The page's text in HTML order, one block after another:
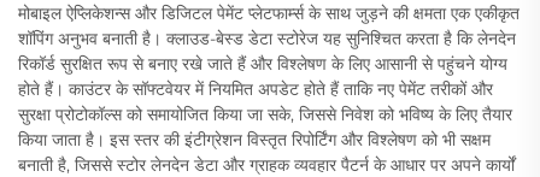
मोबाइल ऐप्लिकेशन्स और डिजिटल पेमेंट प्लेटफार्म्स के साथ जुड़ने की क्षमता एक एकीकृत
शॉपिंग अनुभव बनाती है। क्लाउड-बेस्ड डेटा स्टोरेज यह सुनिश्चित करता है कि लेनदेन
रिकॉर्ड सुरक्षित रूप से बनाए रखे जाते हैं और विश्लेषण के लिए आसानी से पहुंचने योग्य
होते हैं। काउंटर के सॉफ्टवेयर में नियमित अपडेट होते हैं ताकि नए पेमेंट तरीकों और
सुरक्षा प्रोटोकॉल्स को समायोजित किया जा सके, जिससे निवेश को भविष्य के लिए तैयार
किया जाता है। इस स्तर की इंटीग्रेशन विस्तृत रिपोर्टिंग और विश्लेषण को भी सक्षम
बनाती है, जिससे स्टोर लेनदेन डेटा और ग्राहक व्यवहार पैटर्न के आधार पर अपने कार्यों